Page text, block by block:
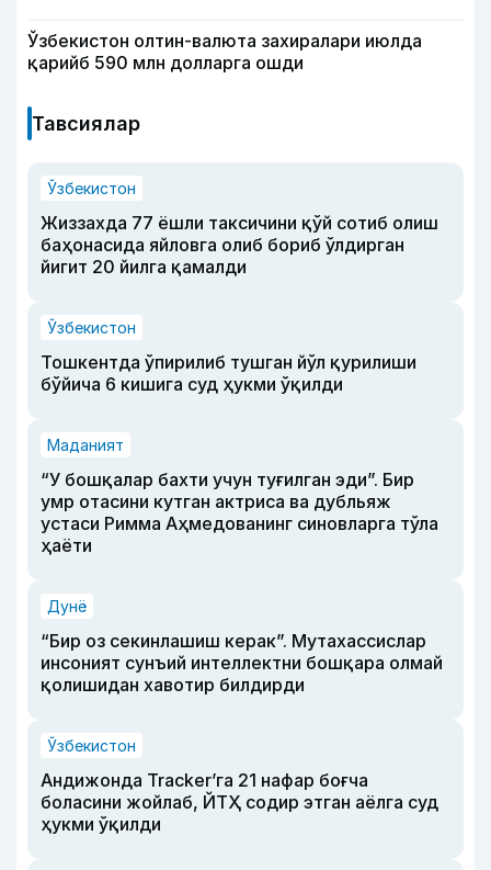
Ўзбекистон олтин-валюта захиралари июлда
қарийб 590 млн долларга ошди
Тавсиялар
Ўзбекистон
Жиззахда 77 ёшли таксичини қўй сотиб олиш
баҳонасида яйловга олиб бориб ўлдирган
йигит 20 йилга қамалди
Ўзбекистон
Тошкентда ўпирилиб тушган йўл қурилиши
бўйича 6 кишига суд ҳукми ўқилди
Маданият
“У бошқалар бахти учун туғилган эди”. Бир
умр отасини кутган актриса ва дубльяж
устаси Римма Аҳмедованинг синовларга тўла
ҳаёти
Дунё
“Бир оз секинлашиш керак”. Мутахассислар
инсоният сунъий интеллектни бошқара олмай
қолишидан хавотир билдирди
Ўзбекистон
Андижонда Tracker’га 21 нафар боғча
боласини жойлаб, ЙТҲ содир этган аёлга суд
ҳукми ўқилди